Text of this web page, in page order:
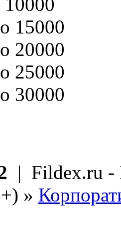
15000
20000
25000
30000
| Fildex.ru -
»